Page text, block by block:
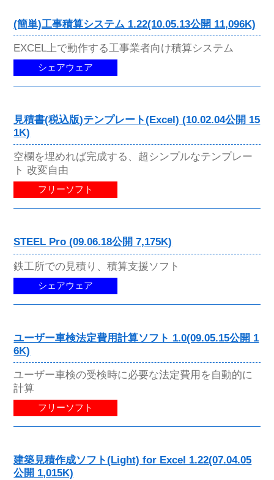
(簡単)工事積算システム 1.22(10.05.13公開 11,096K)
EXCEL上で動作する工事業者向け積算システム
シェアウェア
見積書(税込版)テンプレート(Excel) (10.02.04公開 15
1K)
空欄を埋めれば完成する、超シンプルなテンプレー
ト 改変自由
フリーソフト
STEEL Pro (09.06.18公開 7,175K)
鉄工所での見積り、積算支援ソフト
シェアウェア
ユーザー車検法定費用計算ソフト 1.0(09.05.15公開 1
6K)
ユーザー車検の受検時に必要な法定費用を自動的に
計算
フリーソフト
建築見積作成ソフト(Light) for Excel 1.22(07.04.05
公開 1,015K)